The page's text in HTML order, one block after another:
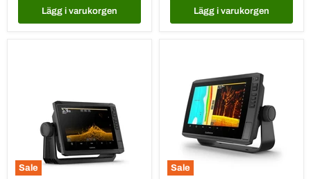
Lägg i varukorgen Lägg i varukorgen
Sale Sale
plotter
102sv
med
givare
GT56-
UHD